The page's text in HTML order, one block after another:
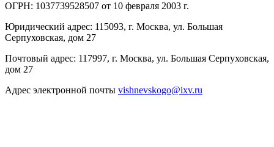
ОГРН: 1037739528507 от 10 февраля 2003 г.
Юридический адрес: 115093, г. Москва, ул. Большая
Серпуховская, дом 27
Почтовый адрес: 117997, г. Москва, ул. Большая Серпуховская,
дом 27
Адрес электронной почты vishnevskogo@ixv.ru